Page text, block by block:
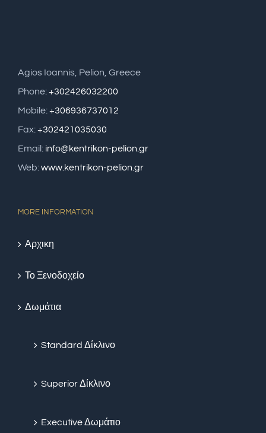
Agios Ioannis, Pelion, Greece
Phone:+302426032200
Mobile:+306936737012
Fax:+302421035030
Email: info@kentrikon-pelion.gr
Web:www.kentrikon-pelion.gr
MORE INFORMATION
Αρχικη
Το Ξενοδοχείο
Δωμάτια
Standard Δίκλινο
Superior Δίκλινο
Executive Δωμάτιο